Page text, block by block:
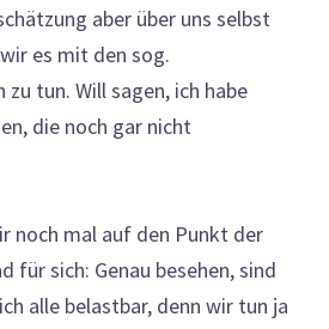
aber über uns selbst
es mit den sog.
tun. Will sagen, ich habe
die noch gar nicht
noch mal auf den Punkt der
für sich: Genau besehen, sind
alle belastbar, denn wir tun ja